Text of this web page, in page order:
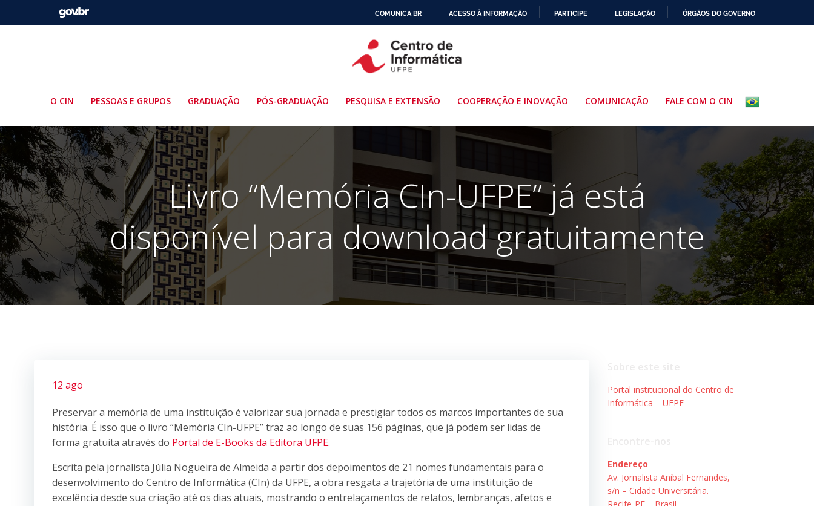
PARA
O
COMUNICA BR ACESSO À INFORMAÇÃO PARTICIPE LEGISLAÇÃO ÓRGÃOS DO GOVERNO
O CIN PESSOAS E GRUPOS GRADUAÇÃO PÓS-GRADUAÇÃO PESQUISA E EXTENSÃO COOPERAÇÃO E INOVAÇÃO COMUNICAÇÃO FALE COM O CIN
Livro “Memória CIn-UFPE” já está
disponível para download gratuitamente
12 ago
Preservar a memória de uma instituição é valorizar sua jornada e prestigiar todos os marcos importantes de sua
história. É isso que o livro “Memória CIn-UFPE” traz ao longo de suas 156 páginas, que já podem ser lidas de
forma gratuita através do Portal de E-Books da Editora UFPE.
Escrita pela jornalista Júlia Nogueira de Almeida a partir dos depoimentos de 21 nomes fundamentais para o
desenvolvimento do Centro de Informática (CIn) da UFPE, a obra resgata a trajetória de uma instituição de
excelência desde sua criação até os dias atuais, mostrando o entrelaçamentos de relatos, lembranças, afetos e
Portal institucional do Centro de
Informática – UFPE
Endereço
Av. Jornalista Aníbal Fernandes,
s/n – Cidade Universitária.
Recife-PE – Brasil